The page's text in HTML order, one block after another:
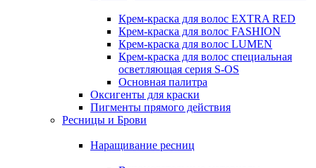
Крем-краска для волос EXTRA RED
Крем-краска для волос FASHION
Крем-краска для волос LUMEN
Крем-краска для волос специальная
осветляющая серия S-OS
Основная палитра
Оксигенты для краски
Пигменты прямого действия
Ресницы и Брови
Наращивание ресниц